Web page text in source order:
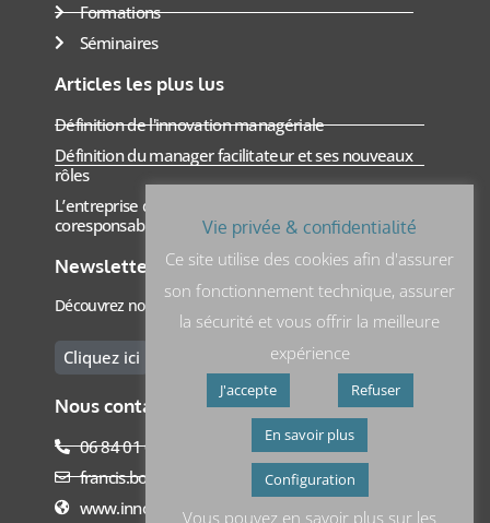
Formations
Séminaires
Articles les plus lus
Définition de l'innovation managériale
Définition du manager facilitateur et ses nouveaux
rôles
L’entreprise de demain : le management
coresponsable
Newsletter
Découvrez notre newsletter sur linkedin
Cliquez ici
Nous contacter
06 84 01 01 98
francis.boyer@dynesens.com
www.innovationmanageriale.com
Vie privée & confidentialité
Ce site utilise des cookies afin d'assurer
son fonctionnement technique, assurer
la sécurité et vous offrir la meilleure
expérience
J'accepte Refuser
En savoir plus
Configuration
Vous pouvez en savoir plus sur les